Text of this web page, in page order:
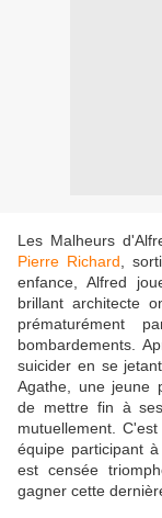
Les Malheurs
Pierre Richard ,
enfance, Alfred
brillant architecte
prématurément
bombardements.
suicider en se
Agathe, une jeune
de mettre fin à
mutuellement.
équipe participant
est censée
gagner cette